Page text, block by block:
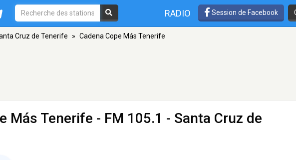
RADIO Session de Facebook
Cruz de Tenerife » Cadena Cope Más Tenerife
Más Tenerife - FM 105.1 - Santa Cruz de